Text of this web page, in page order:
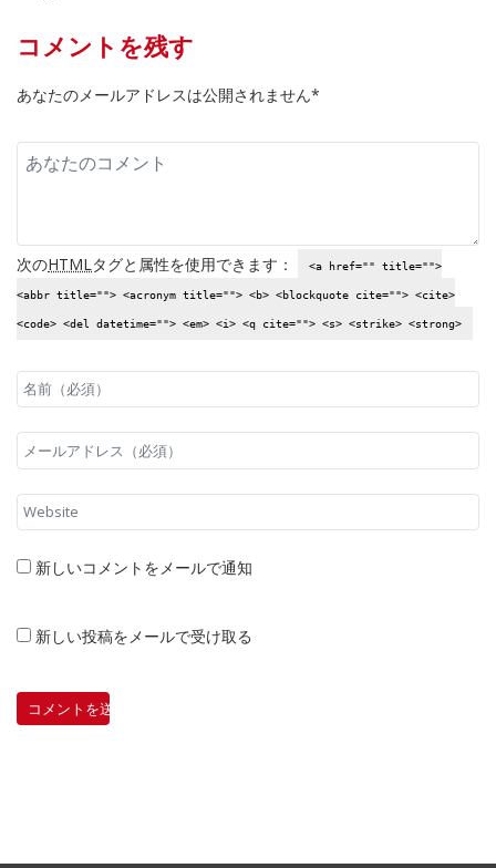
コメントを残す
あなたのメールアドレスは公開されません*
次のHTML タグと属性を使用できます： <a href="" title="">
<abbr title=""> <acronym title=""> <b> <blockquote cite=""> <cite>
<code> <del datetime=""> <em> <i> <q cite=""> <s> <strike> <strong>
新しいコメントをメールで通知
新しい投稿をメールで受け取る